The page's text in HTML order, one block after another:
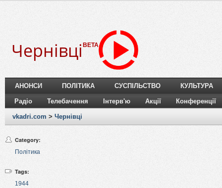
Чернівці BETA
АНОНСИ ПОЛІТИКА СУСПІЛЬСТВО КУЛЬТУРА
Радіо Телебачення Інтерв'ю Акції Конференції
vkadri.com > Чернівці
Category:
Політика
Tags:
1944